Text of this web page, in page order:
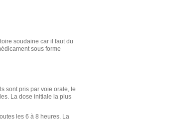
soudaine car il faut du
sous forme
sont pris par voie orale, le
La dose initiale la plus
les 6 à 8 heures. La